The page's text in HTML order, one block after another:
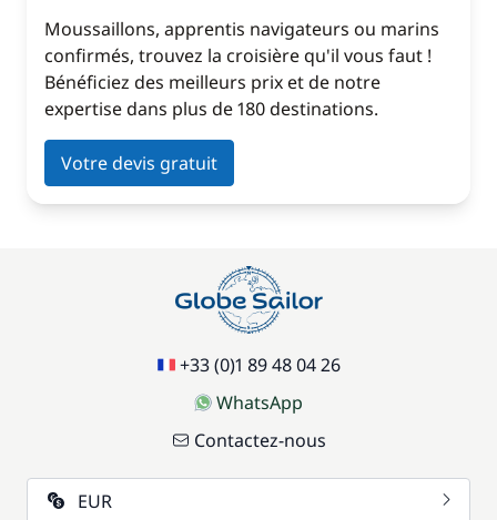
Moussaillons, apprentis navigateurs ou marins
confirmés, trouvez la croisière qu'il vous faut !
Bénéficiez des meilleurs prix et de notre
expertise dans plus de 180 destinations.
Votre devis gratuit
+33 (0)1 89 48 04 26
WhatsApp
Contactez-nous
EUR